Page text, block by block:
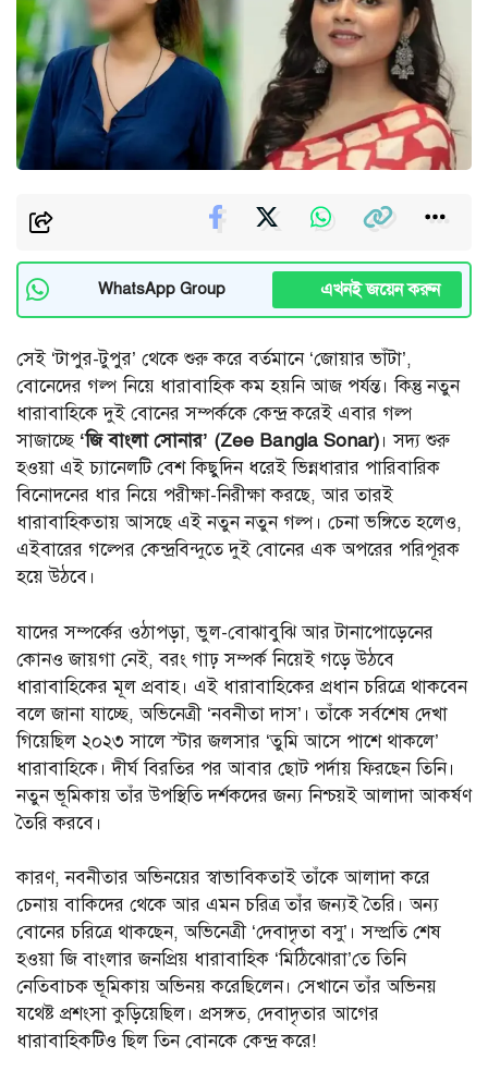
WhatsApp Group এখনই জয়েন করুন
সেই ‘টাপুর-টুপুর’ থেকে শুরু করে বর্তমানে ‘জোয়ার ভাঁটা’,
বোনেদের গল্প নিয়ে ধারাবাহিক কম হয়নি আজ পর্যন্ত। কিন্তু নতুন
ধারাবাহিকে দুই বোনের সম্পর্ককে কেন্দ্র করেই এবার গল্প
সাজাচ্ছে ‘জি বাংলা সোনার’ (Zee Bangla Sonar)। সদ্য শুরু
হওয়া এই চ্যানেলটি বেশ কিছুদিন ধরেই ভিন্নধারার পারিবারিক
বিনোদনের ধার নিয়ে পরীক্ষা-নিরীক্ষা করছে, আর তারই
ধারাবাহিকতায় আসছে এই নতুন নতুন গল্প। চেনা ভঙ্গিতে হলেও,
এইবারের গল্পের কেন্দ্রবিন্দুতে দুই বোনের এক অপরের পরিপূরক
হয়ে উঠবে।
যাদের সম্পর্কের ওঠাপড়া, ভুল-বোঝাবুঝি আর টানাপোড়েনের
কোনও জায়গা নেই, বরং গাঢ় সম্পর্ক নিয়েই গড়ে উঠবে
ধারাবাহিকের মূল প্রবাহ। এই ধারাবাহিকের প্রধান চরিত্রে থাকবেন
বলে জানা যাচ্ছে, অভিনেত্রী ‘নবনীতা দাস’। তাঁকে সর্বশেষ দেখা
গিয়েছিল ২০২৩ সালে স্টার জলসার ‘তুমি আসে পাশে থাকলে’
ধারাবাহিকে। দীর্ঘ বিরতির পর আবার ছোট পর্দায় ফিরছেন তিনি।
নতুন ভূমিকায় তাঁর উপস্থিতি দর্শকদের জন্য নিশ্চয়ই আলাদা আকর্ষণ
তৈরি করবে।
কারণ, নবনীতার অভিনয়ের স্বাভাবিকতাই তাঁকে আলাদা করে
চেনায় বাকিদের থেকে আর এমন চরিত্র তাঁর জন্যই তৈরি। অন্য
বোনের চরিত্রে থাকছেন, অভিনেত্রী ‘দেবাদৃতা বসু’। সম্প্রতি শেষ
হওয়া জি বাংলার জনপ্রিয় ধারাবাহিক ‘মিঠিঝোরা’তে তিনি
নেতিবাচক ভূমিকায় অভিনয় করেছিলেন। সেখানে তাঁর অভিনয়
যথেষ্ট প্রশংসা কুড়িয়েছিল। প্রসঙ্গত, দেবাদৃতার আগের
ধারাবাহিকটিও ছিল তিন বোনকে কেন্দ্র করে!